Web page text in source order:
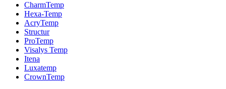
CharmTemp
Hexa-Temp
AcryTemp
Structur
ProTemp
Visalys Temp
Itena
Luxatemp
CrownTemp